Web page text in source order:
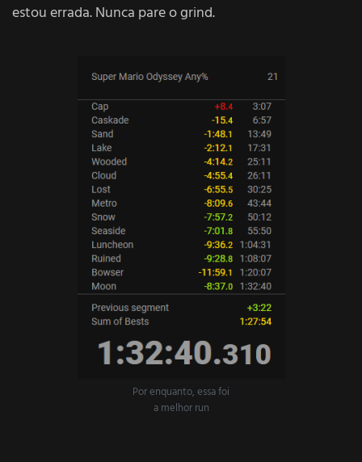
estou errada. Nunca pare o grind.
Por enquanto, essa foi
a melhor run